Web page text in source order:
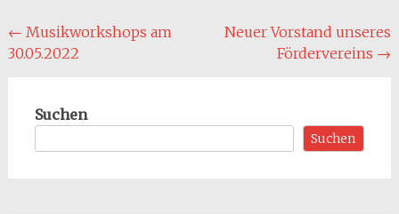
Beitragsnavigation
← Musikworkshops am
30.05.2022
Neuer Vorstand unseres
Fördervereins →
Suchen
Suchen